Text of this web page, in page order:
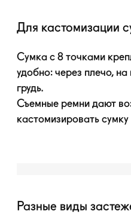
Для кастомизации
Сумка с 8 точками
удобно: через плечо, на
грудь.
Съемные ремни дают
кастомизировать
Разные виды